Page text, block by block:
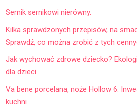
Sernik sernikowi nierówny.
Kilka sprawdzonych przepisów, na
Sprawdź, co można zrobić z tych
Jak wychować zdrowe dziecko?
dla dzieci
Va bene porcelana, noże Hollow 6.
kuchni